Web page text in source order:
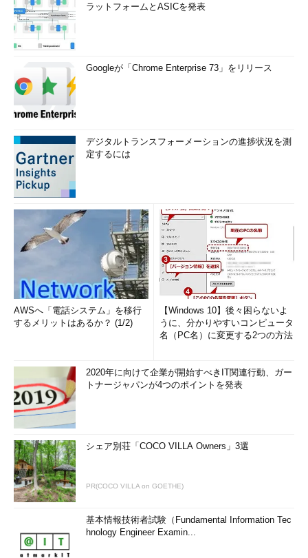
ラットフォームとASICを発表
Googleが「Chrome Enterprise 73」をリリース
デジタルトランスフォーメーションの進捗状況を測
定するには
AWSへ「電話システム」を移行
するメリットはあるか？ (1/2)
【Windows 10】後々困らないよ
うに、分かりやすいコンピュータ
名（PC名）に変更する2つの方法
2020年に向けて企業が開始すべきIT関連行動、ガー
トナージャパンが4つのポイントを発表
シェア別荘「COCO VILLA Owners」3選
PR(COCO VILLA on GOETHE)
基本情報技術者試験（Fundamental Information Tec
hnology Engineer Examin...